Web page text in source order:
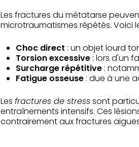
Les fractures du métatarse
microtraumatismes répétés. Voici
Choc direct : un objet lourd
Torsion excessive : lors d'un
Surcharge répétitive :
Fatigue osseuse : due à une
Les fractures de stresssont
entraînements intensifs. Ces
contrairement aux fractures